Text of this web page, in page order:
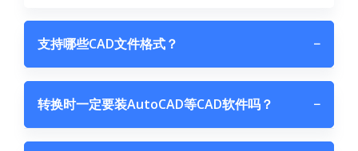
支持哪些CAD文件格式？ −
转换时一定要装AutoCAD等CAD软件吗？ −